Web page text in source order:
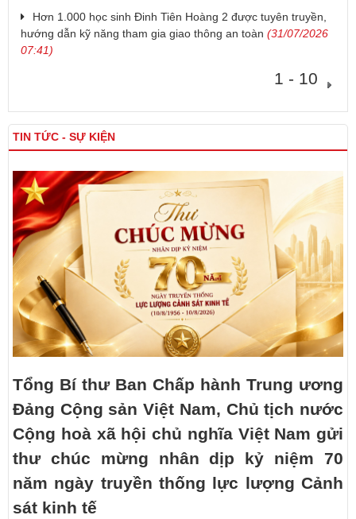
Hơn 1.000 học sinh Đinh Tiên Hoàng 2 được tuyên truyền,
hướng dẫn kỹ năng tham gia giao thông an toàn (31/07/2026
07:41)
1 - 10
TIN TỨC - SỰ KIỆN
Tổng Bí thư Ban Chấp hành Trung ương
Đảng Cộng sản Việt Nam, Chủ tịch nước
Cộng hoà xã hội chủ nghĩa Việt Nam gửi
thư chúc mừng nhân dịp kỷ niệm 70
năm ngày truyền thống lực lượng Cảnh
sát kinh tế